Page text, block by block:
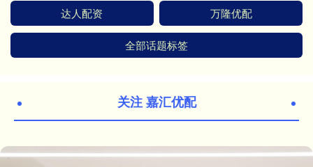
达人配资 万隆优配
全部话题标签
关注 嘉汇优配